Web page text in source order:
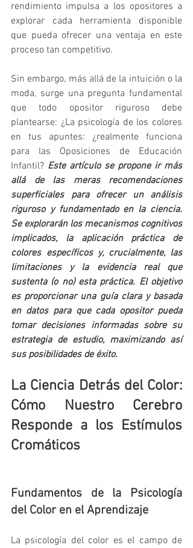
rendimiento impulsa a los opositores a
explorar cada herramienta disponible
que pueda ofrecer una ventaja en este
proceso tan competitivo.
Sin embargo, más allá de la intuición o la
moda, surge una pregunta fundamental
que todo opositor riguroso debe
plantearse: ¿La psicología de los colores
en tus apuntes: ¿realmente funciona
para las Oposiciones de Educación
Infantil? Este artículo se propone ir más
allá de las meras recomendaciones
superficiales para ofrecer un análisis
riguroso y fundamentado en la ciencia.
Se explorarán los mecanismos cognitivos
implicados, la aplicación práctica de
colores específicos y, crucialmente, las
limitaciones y la evidencia real que
sustenta (o no) esta práctica. El objetivo
es proporcionar una guía clara y basada
en datos para que cada opositor pueda
tomar decisiones informadas sobre su
estrategia de estudio, maximizando así
sus posibilidades de éxito.
La Ciencia Detrás del Color:
Cómo Nuestro Cerebro
Responde a los Estímulos
Cromáticos
Fundamentos de la Psicología
del Color en el Aprendizaje
La psicología del color es el campo de